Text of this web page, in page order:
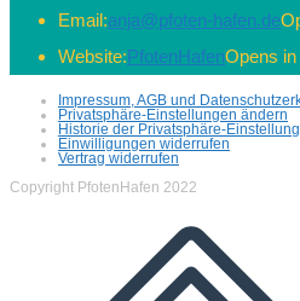
Email:anja@pfoten-hafen.de
Website:PfotenHafenOpens
Impressum, AGB und
Privatsphäre-Einstellungen ändern
Historie der Privatsphäre-
Einwilligungen widerrufen
Vertrag widerrufen
Copyright PfotenHafen 2022